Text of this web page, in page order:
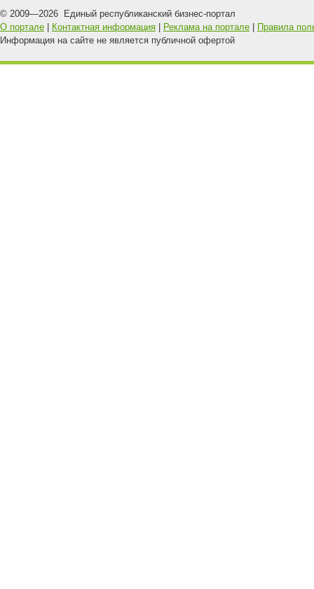
© 2009—2026 Единый республиканский бизнес-портал
О портале
Контактная информация Реклама на портале
Правила
Информация на сайте не является публичной офертой